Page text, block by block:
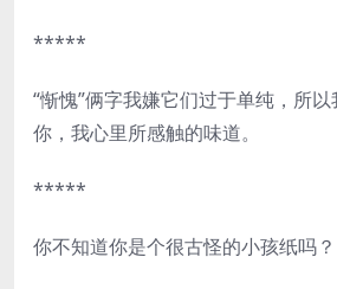
*****
“惭愧”俩字我嫌它们过于单纯，所
你，我心里所感触的味道。
*****
你不知道你是个很古怪的小孩纸吗？